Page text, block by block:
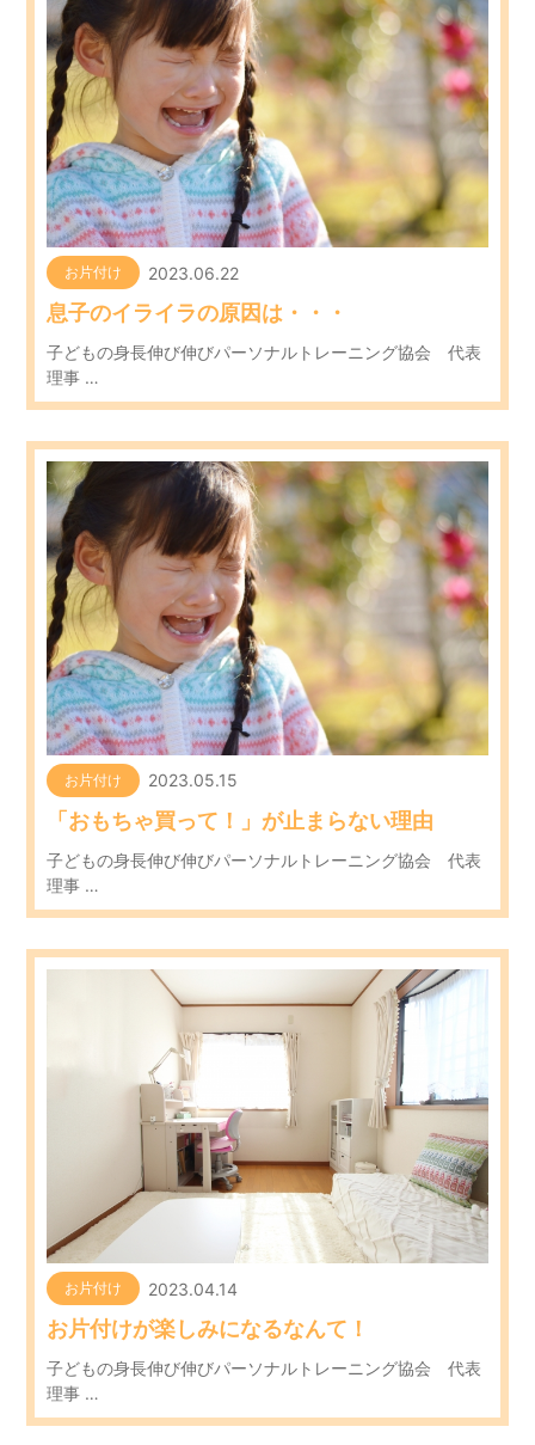
お片付け 2023.06.22
息子のイライラの原因は・・・
子どもの身長伸び伸びパーソナルトレーニング協会 代表
理事 …
お片付け 2023.05.15
「おもちゃ買って！」が止まらない理由
子どもの身長伸び伸びパーソナルトレーニング協会 代表
理事 …
お片付け 2023.04.14
お片付けが楽しみになるなんて！
子どもの身長伸び伸びパーソナルトレーニング協会 代表
理事 …